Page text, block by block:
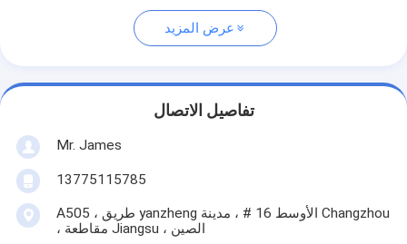
عرض المزيد
تفاصيل الاتصال
Mr. James
13775115785
A505 ، طريق yanzheng الأوسط 16 # ، مدينة Changzhou
، مقاطعة Jiangsu ، الصين